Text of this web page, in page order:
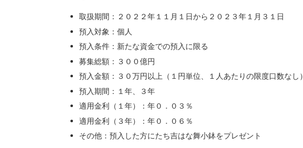
取扱期間：２０２２年１１月１日から２０２３年１月３１日
預入対象：個人
預入条件：新たな資金での預入に限る
募集総額：３００億円
預入金額：３０万円以上（１円単位、１人あたりの限度口数なし）
預入期間：１年、３年
適用金利（１年）：年０．０３％
適用金利（３年）：年０．０６％
その他：預入した方にたち吉はな舞小鉢をプレゼント